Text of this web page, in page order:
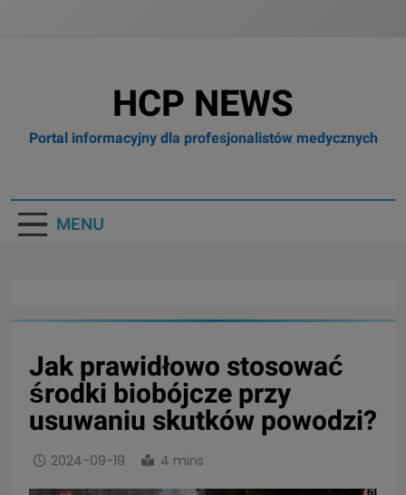
HCP NEWS
Portal informacyjny dla profesjonalistów medycznych
MENU
Jak prawidłowo stosować
środki biobójcze przy
usuwaniu skutków powodzi?
2024-09-19 4 mins